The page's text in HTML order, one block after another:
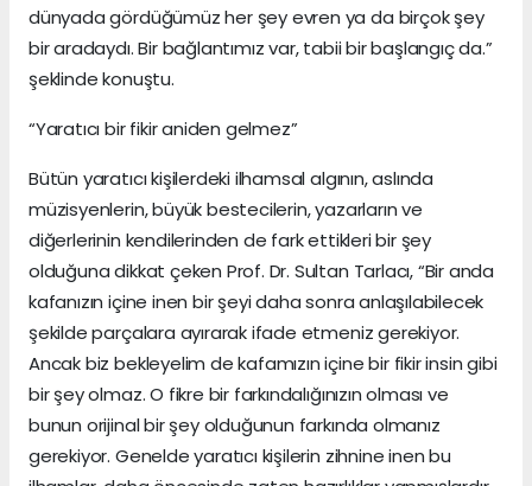
dünyada gördüğümüz her şey evren ya da birçok şey
bir aradaydı. Bir bağlantımız var, tabii bir başlangıç da.”
şeklinde konuştu.
“Yaratıcı bir fikir aniden gelmez”
Bütün yaratıcı kişilerdeki ilhamsal algının, aslında
müzisyenlerin, büyük bestecilerin, yazarların ve
diğerlerinin kendilerinden de fark ettikleri bir şey
olduğuna dikkat çeken Prof. Dr. Sultan Tarlacı, “Bir anda
kafanızın içine inen bir şeyi daha sonra anlaşılabilecek
şekilde parçalara ayırarak ifade etmeniz gerekiyor.
Ancak biz bekleyelim de kafamızın içine bir fikir insin gibi
bir şey olmaz. O fikre bir farkındalığınızın olması ve
bunun orijinal bir şey olduğunun farkında olmanız
gerekiyor. Genelde yaratıcı kişilerin zihnine inen bu